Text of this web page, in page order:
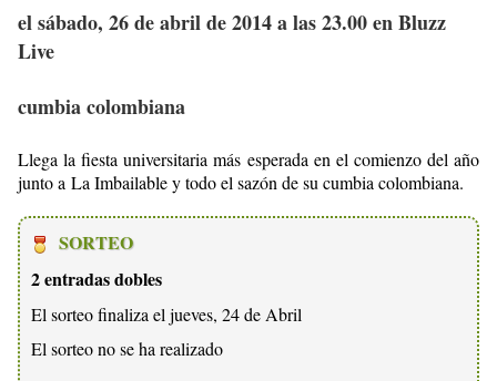
el sábado, 26 de abril de 2014 a las 23.00 en Bluzz
Live
cumbia colombiana
Llega la fiesta universitaria más esperada en el comienzo del año
junto a La Imbailable y todo el sazón de su cumbia colombiana.
SORTEO
2 entradas dobles
El sorteo finaliza el jueves, 24 de Abril
El sorteo no se ha realizado